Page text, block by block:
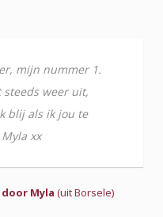
mijn nummer 1.
weer uit,
blij als ik jou te
xx
door Myla (uit Borsele)